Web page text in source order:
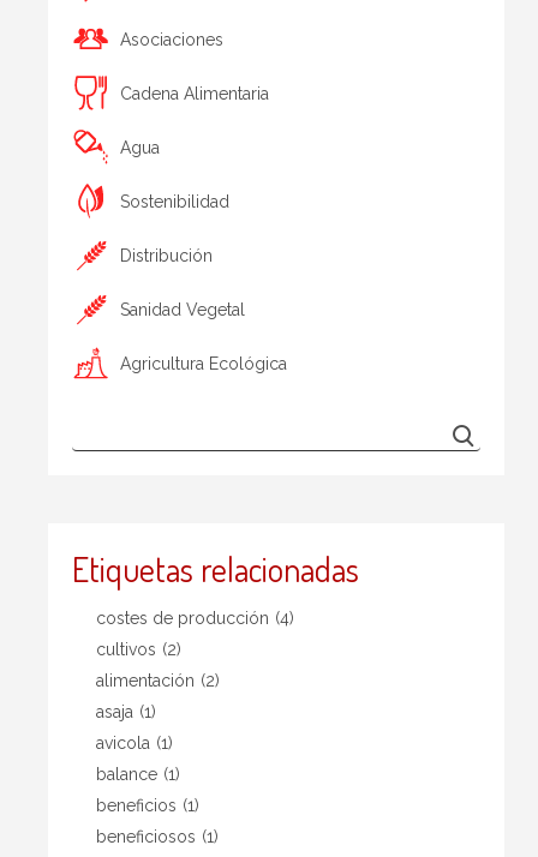
Asociaciones
Cadena Alimentaria
Agua
Sostenibilidad
Distribución
Sanidad Vegetal
Agricultura Ecológica
Etiquetas relacionadas
costes de producción (4)
cultivos (2)
alimentación (2)
asaja (1)
avicola (1)
balance (1)
beneficios (1)
beneficiosos (1)